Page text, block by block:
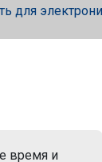
для
время и